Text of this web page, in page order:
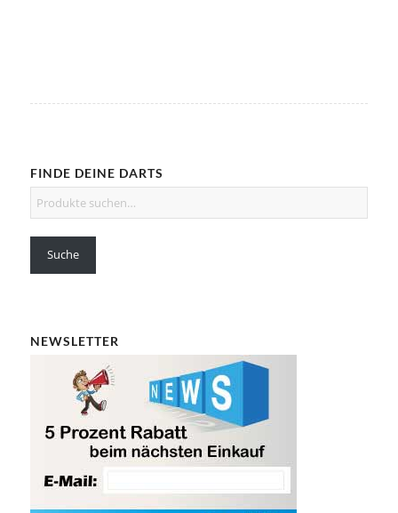
FINDE DEINE DARTS
Suche
NEWSLETTER